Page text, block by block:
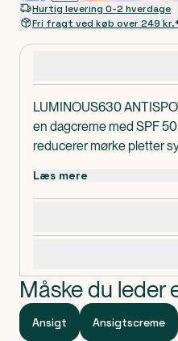
LUMINOUS630
en dagcreme med SPF
reducerer mørke pletter
kommer igen
• Med patenteret
eksisterende
• Oliekontrol
• UVA/UVB-filtre til
Læs mere
Måske du leder
Ansigt Ansigtscreme
Hurtig levering 0-2 hverdage
Fri fragt ved køb over 249